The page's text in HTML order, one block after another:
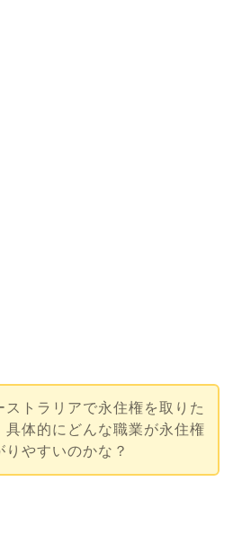
ストラリアで永住権を取りた
具体的にどんな職業が永住権
りやすいのかな？